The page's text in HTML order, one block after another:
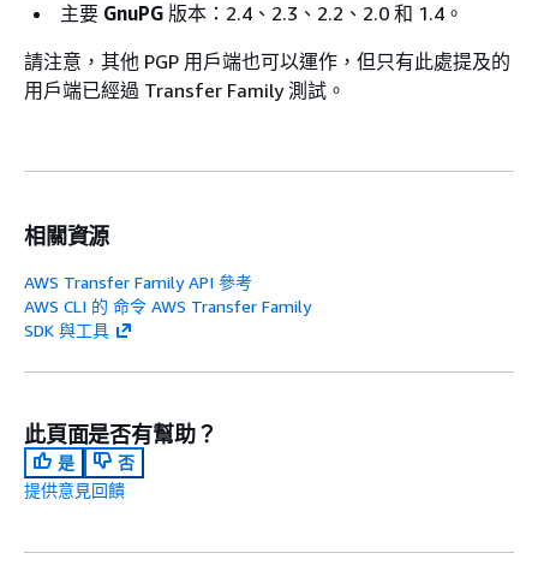
主要 GnuPG 版本：2.4、2.3、2.2、2.0 和 1.4。
請注意，其他 PGP 用戶端也可以運作，但只有此處提及的
用戶端已經過 Transfer Family 測試。
相關資源
AWS Transfer Family API 參考
AWS CLI 的 命令 AWS Transfer Family
SDK 與工具
此頁面是否有幫助？
是
否
提供意見回饋